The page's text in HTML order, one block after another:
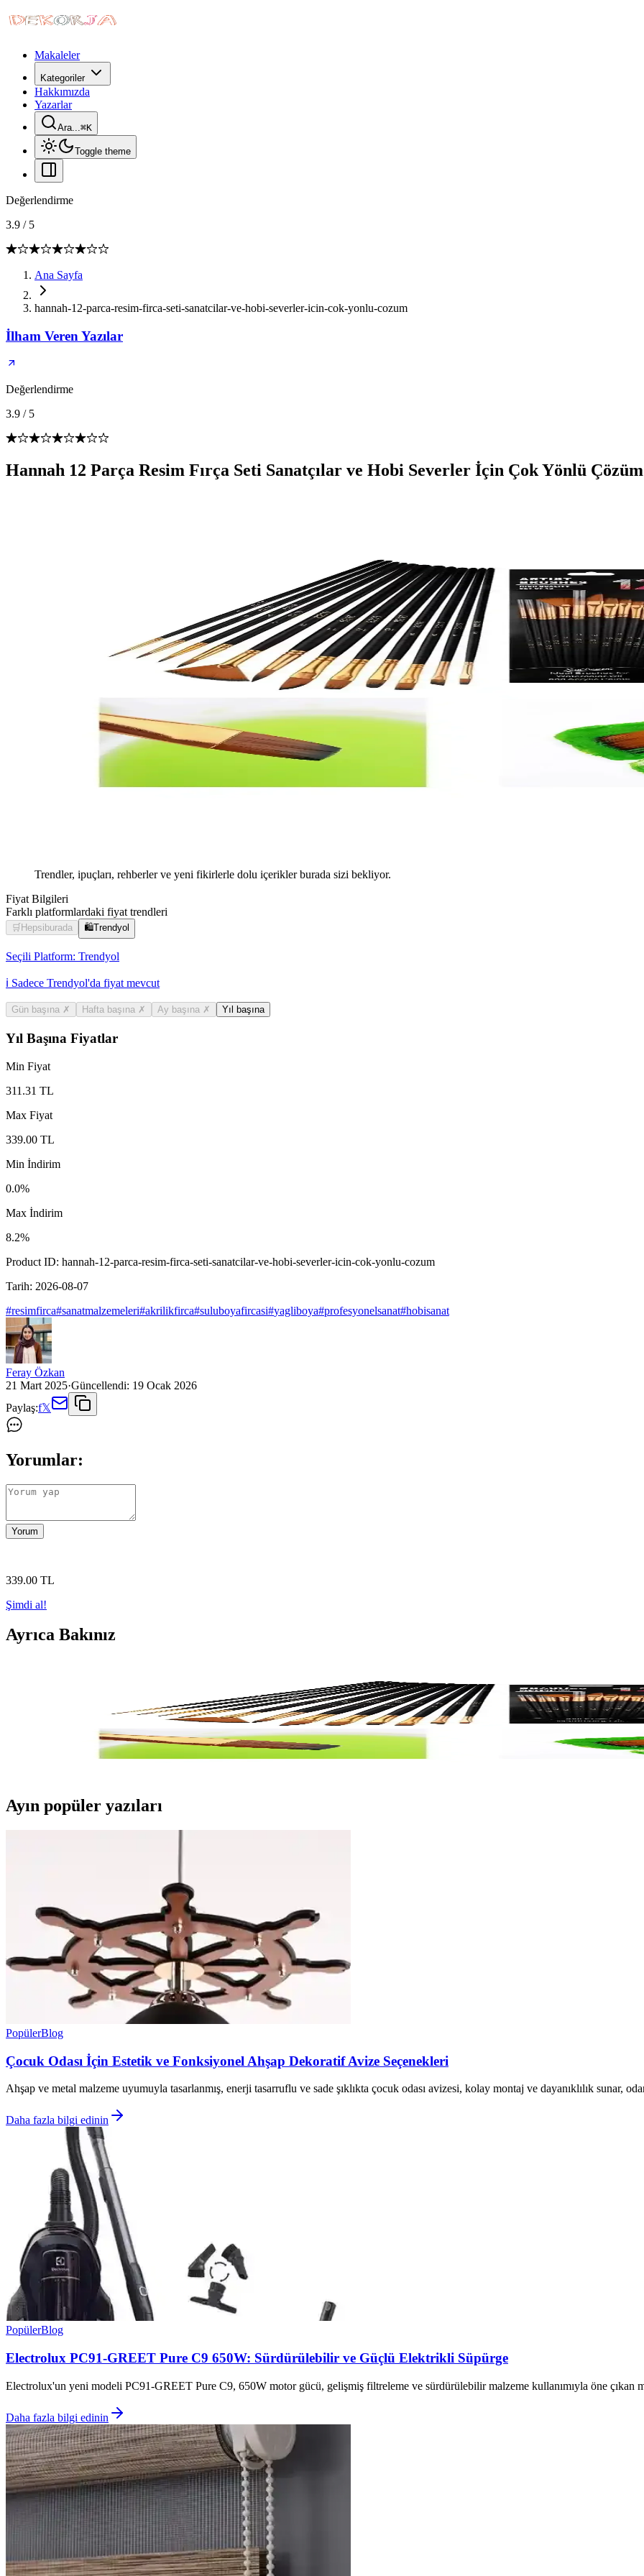
Makaleler
Kategoriler
Hakkımızda
Yazarlar
Ara...⌘K
Toggle theme
Değerlendirme
3.9 / 5
Ana Sayfa
hannah-12-parca-resim-firca-seti-sanatcilar-ve-hobi-severler-icin-cok-yonlu-cozum
İlham Veren Yazılar
Değerlendirme
3.9 / 5
Hannah 12 Parça Resim Fırça Seti Sanatçılar ve Hobi Severler İçin Çok Yönlü Çözüm
Trendler, ipuçları, rehberler ve yeni fikirlerle dolu içerikler burada sizi bekliyor.
Fiyat Bilgileri
Farklı platformlardaki fiyat trendleri
🛒 Hepsiburada 🛍️Trendyol
Seçili Platform: Trendyol
ℹ️ Sadece Trendyol'da fiyat mevcut
Gün başına ✗ Hafta başına ✗ Ay başına ✗ Yıl başına
Yıl Başına Fiyatlar
Min Fiyat
311.31 TL
Max Fiyat
339.00 TL
Min İndirim
0.0%
Max İndirim
8.2%
Product ID: hannah-12-parca-resim-firca-seti-sanatcilar-ve-hobi-severler-icin-cok-yonlu-cozum
Tarih: 2026-08-07
#resimfirca#sanatmalzemeleri#akrilikfirca#suluboyafircasi#yagliboya#profesyonelsanat#hobisanat
Feray Özkan
21 Mart 2025·Güncellendi: 19 Ocak 2026
Paylaş:f𝕏
Yorumlar:
Yorum
339.00 TL
Şimdi al!
Ayrıca Bakınız
Resim Fırça Setleri Karşılaştırması: Genel Markalar ve Hannah Setleri Analizi
İki farklı resim fırça setini karşılaştırıyoruz: genel markalar ve Hannah. Kullanım alanları, kalite, dayanıklılık ve fiyat açısından detaylı
Hannah 12 Parça Resim Fırça Seti Sanatçılar ve Hobi Severler İçin Çok Yönlü Çözüm
Hannah 12 Parça Resim Fırça Seti, farklı boyut ve şekillerdeki fırçalarla çeşitli tekniklere uygun, dayanıklı ve ergonomik tasarımıyla
Ayın popüler yazıları
PopülerBlog
Çocuk Odası İçin Estetik ve Fonksiyonel Ahşap Dekoratif Avize Seçenekleri
Ahşap ve metal malzeme uyumuyla tasarlanmış, enerji tasarruflu ve sade şıklıkta çocuk odası avizesi, kolay montaj ve dayanıklılık sunar,
Daha fazla bilgi edinin
PopülerBlog
Electrolux PC91-GREET Pure C9 650W: Sürdürülebilir ve Güçlü Elektrikli Süpürge
Electrolux'un yeni modeli PC91-GREET Pure C9, 650W motor gücü, gelişmiş filtreleme ve sürdürülebilir malzeme kullanımıyla öne çıkan
Daha fazla bilgi edinin